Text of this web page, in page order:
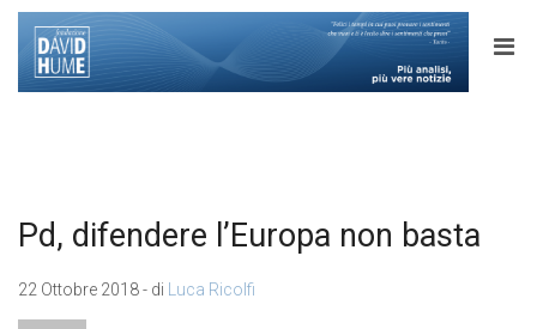
Pd, difendere l’Europa non basta
22 Ottobre 2018 - di Luca Ricolfi